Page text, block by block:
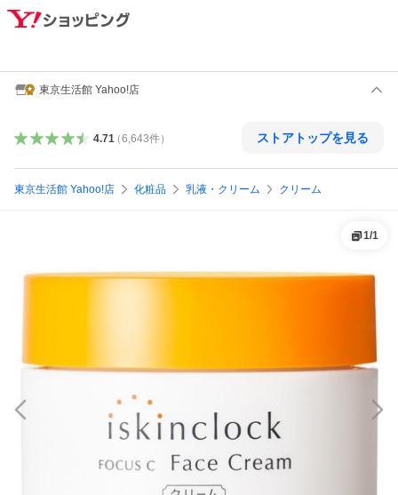
東京生活館 Yahoo!店
4.71（6,643件） ストアトップを見る
東京生活館 Yahoo!店 化粧品 乳液・クリーム クリーム
1/1